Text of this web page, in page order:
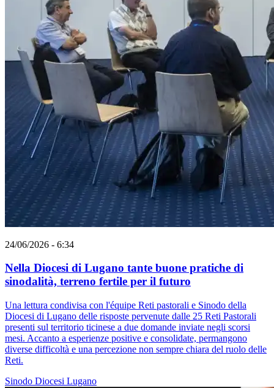
24/06/2026 - 6:34
Nella Diocesi di Lugano tante buone pratiche di
sinodalità, terreno fertile per il futuro
Una lettura condivisa con l'équipe Reti pastorali e Sinodo della
Diocesi di Lugano delle risposte pervenute dalle 25 Reti Pastorali
presenti sul territorio ticinese a due domande inviate negli scorsi
mesi. Accanto a esperienze positive e consolidate, permangono
diverse difficoltà e una percezione non sempre chiara del ruolo delle
Reti.
Sinodo Diocesi Lugano